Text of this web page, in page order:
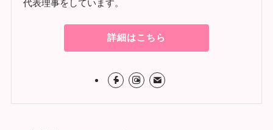
代表理事をしています。
詳細はこちら